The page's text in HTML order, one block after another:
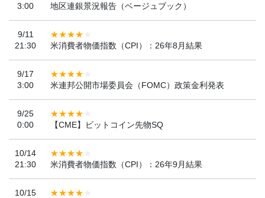
3:00
地区連銀景況報告（ベージュブック）
9/11
21:30
米消費者物価指数（CPI）：26年8月結果
9/17
3:00
米連邦公開市場委員会（FOMC）政策金利発表
9/25
0:00
【CME】ビットコイン先物SQ
10/14
21:30
米消費者物価指数（CPI）：26年9月結果
10/15